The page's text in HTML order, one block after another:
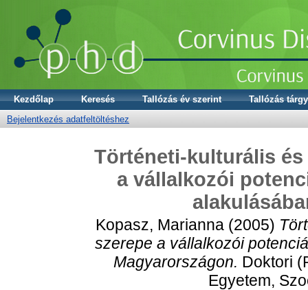
Kezdőlap Keresés Tallózás év szerint
Tallózás
Bejelentkezés adatfeltöltéshez
Történeti-kulturális
a vállalkozói
Kopasz, Marianna (2005)
szerepe a vállalkozói
Magyarországon. Doktori
Egyetem,